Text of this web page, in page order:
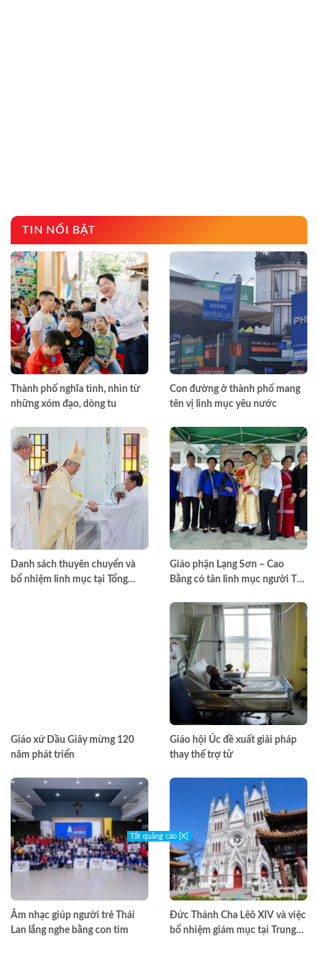
TIN NỔI BẬT
Thành phố nghĩa tình, nhìn từ
những xóm đạo, dòng tu
Con đường ở thành phố mang
tên vị linh mục yêu nước
Danh sách thuyên chuyển và
bổ nhiệm linh mục tại Tổng
Giáo phận Lạng Sơn – Cao
Bằng có tân linh mục người Tày
Giáo xứ Dầu Giây mừng 120
năm phát triển
Giáo hội Úc đề xuất giải pháp
thay thế trợ tử
Âm nhạc giúp người trẻ Thái
Lan lắng nghe bằng con tim
Đức Thánh Cha Lêô XIV và việc
bổ nhiệm giám mục tại Trung
Tắt quảng cáo [X]